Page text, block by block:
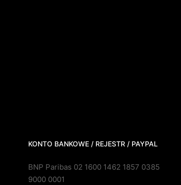
KONTO BANKOWE / REJESTR / PAYPAL
BNP Paribas 02 1600 1462 1857 0385
9000 0001